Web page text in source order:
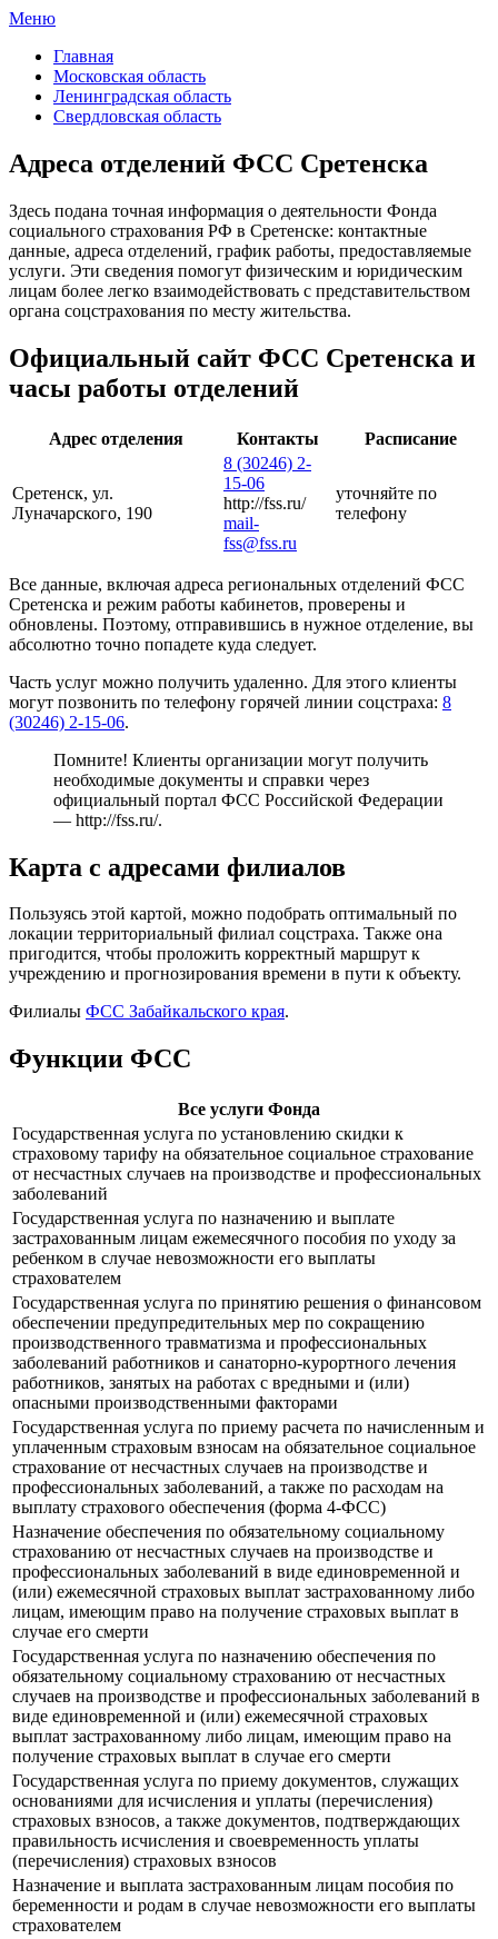
Меню
Главная
Московская область
Ленинградская область
Свердловская область
Адреса отделений ФСС Сретенска
Здесь подана точная информация о деятельности Фонда
социального страхования РФ в Сретенске: контактные
данные, адреса отделений, график работы, предоставляемые
услуги. Эти сведения помогут физическим и юридическим
лицам более легко взаимодействовать с представительством
органа соцстрахования по месту жительства.
Официальный сайт ФСС Сретенска и
часы работы отделений
Адрес отделения Контакты Расписание
Сретенск, ул.
Луначарского, 190
8 (30246) 2-
15-06
http://fss.ru/
mail-
fss@fss.ru
уточняйте по
телефону
Все данные, включая адреса региональных отделений ФСС
Сретенска и режим работы кабинетов, проверены и
обновлены. Поэтому, отправившись в нужное отделение, вы
абсолютно точно попадете куда следует.
Часть услуг можно получить удаленно. Для этого клиенты
могут позвонить по телефону горячей линии соцстраха: 8
(30246) 2-15-06.
Помните! Клиенты организации могут получить
необходимые документы и справки через
официальный портал ФСС Российской Федерации
— http://fss.ru/.
Карта с адресами филиалов
Пользуясь этой картой, можно подобрать оптимальный по
локации территориальный филиал соцстраха. Также она
пригодится, чтобы проложить корректный маршрут к
учреждению и прогнозирования времени в пути к объекту.
Филиалы ФСС Забайкальского края.
Функции ФСС
Все услуги Фонда
Государственная услуга по установлению скидки к
страховому тарифу на обязательное социальное страхование
от несчастных случаев на производстве и профессиональных
заболеваний
Государственная услуга по назначению и выплате
застрахованным лицам ежемесячного пособия по уходу за
ребенком в случае невозможности его выплаты
страхователем
Государственная услуга по принятию решения о финансовом
обеспечении предупредительных мер по сокращению
производственного травматизма и профессиональных
заболеваний работников и санаторно-курортного лечения
работников, занятых на работах с вредными и (или)
опасными производственными факторами
Государственная услуга по приему расчета по начисленным и
уплаченным страховым взносам на обязательное социальное
страхование от несчастных случаев на производстве и
профессиональных заболеваний, а также по расходам на
выплату страхового обеспечения (форма 4-ФСС)
Назначение обеспечения по обязательному социальному
страхованию от несчастных случаев на производстве и
профессиональных заболеваний в виде единовременной и
(или) ежемесячной страховых выплат застрахованному либо
лицам, имеющим право на получение страховых выплат в
случае его смерти
Государственная услуга по назначению обеспечения по
обязательному социальному страхованию от несчастных
случаев на производстве и профессиональных заболеваний в
виде единовременной и (или) ежемесячной страховых
выплат застрахованному либо лицам, имеющим право на
получение страховых выплат в случае его смерти
Государственная услуга по приему документов, служащих
основаниями для исчисления и уплаты (перечисления)
страховых взносов, а также документов, подтверждающих
правильность исчисления и своевременность уплаты
(перечисления) страховых взносов
Назначение и выплата застрахованным лицам пособия по
беременности и родам в случае невозможности его выплаты
страхователем